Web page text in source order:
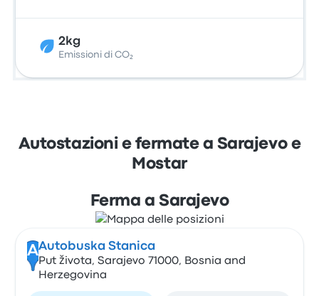
2kg
Emissioni di CO₂
Autostazioni e fermate a Sarajevo e
Mostar
Ferma a Sarajevo
AAutobuska Stanica
Put života, Sarajevo 71000, Bosnia and
Herzegovina